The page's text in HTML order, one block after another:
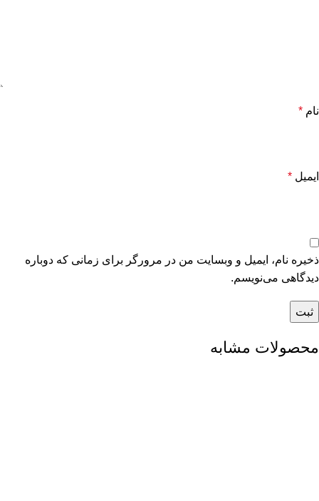
نام *
ایمیل *
ذخیره نام، ایمیل و وبسایت من در مرورگر برای زمانی که دوباره
دیدگاهی می‌نویسم.
محصولات مشابه